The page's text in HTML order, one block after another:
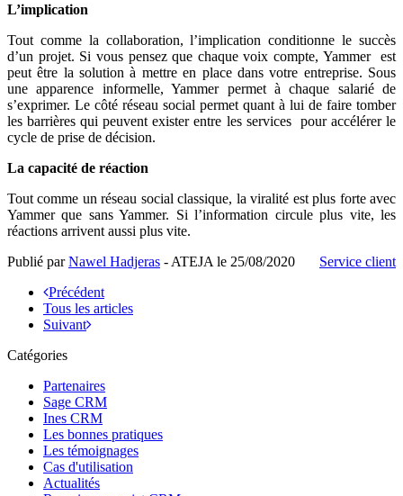
L’implication
Tout comme la collaboration, l’implication conditionne le succès
d’un projet. Si vous pensez que chaque voix compte, Yammer est
peut être la solution à mettre en place dans votre entreprise. Sous
une apparence informelle, Yammer permet à chaque salarié de
s’exprimer. Le côté réseau social permet quant à lui de faire tomber
les barrières qui peuvent exister entre les services pour accélérer le
cycle de prise de décision.
La capacité de réaction
Tout comme un réseau social classique, la viralité est plus forte avec
Yammer que sans Yammer. Si l’information circule plus vite, les
réactions arrivent aussi plus vite.
Service client
Publié parNawel Hadjeras - ATEJA le 25/08/2020
Précédent
Tous les articles
Suivant
Catégories
Partenaires
Sage CRM
Ines CRM
Les bonnes pratiques
Les témoignages
Cas d'utilisation
Actualités